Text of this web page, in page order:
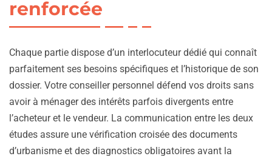
renforcée
Chaque partie dispose d’un interlocuteur dédié qui connaît
parfaitement ses besoins spécifiques et l’historique de son
dossier. Votre conseiller personnel défend vos droits sans
avoir à ménager des intérêts parfois divergents entre
l’acheteur et le vendeur. La communication entre les deux
études assure une vérification croisée des documents
d’urbanisme et des diagnostics obligatoires avant la